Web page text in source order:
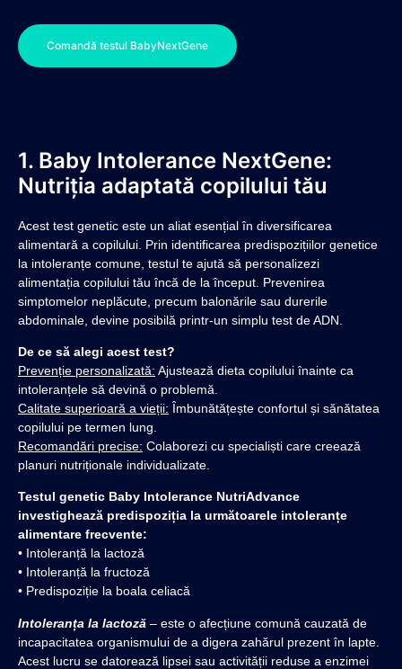
Comandă testul BabyNextGene
1. Baby Intolerance NextGene:
Nutriția adaptată copilului tău
Acest test genetic este un aliat esențial în diversificarea
alimentară a copilului. Prin identificarea predispozițiilor genetice
la intoleranțe comune, testul te ajută să personalizezi
alimentația copilului tău încă de la început. Prevenirea
simptomelor neplăcute, precum balonările sau durerile
abdominale, devine posibilă printr-un simplu test de ADN.
De ce să alegi acest test?
Prevenție personalizată: Ajustează dieta copilului înainte ca
intoleranțele să devină o problemă.
Calitate superioară a vieții: Îmbunătățește confortul și sănătatea
copilului pe termen lung.
Recomandări precise: Colaborezi cu specialiști care creează
planuri nutriționale individualizate.
Testul genetic Baby Intolerance NutriAdvance
investighează predispoziția la următoarele intoleranțe
alimentare frecvente:
• Intoleranță la lactoză
• Intoleranță la fructoză
• Predispoziție la boala celiacă
Intoleranța la lactoză – este o afecțiune comună cauzată de
incapacitatea organismului de a digera zahărul prezent în lapte.
Acest lucru se datorează lipsei sau activității reduse a enzimei